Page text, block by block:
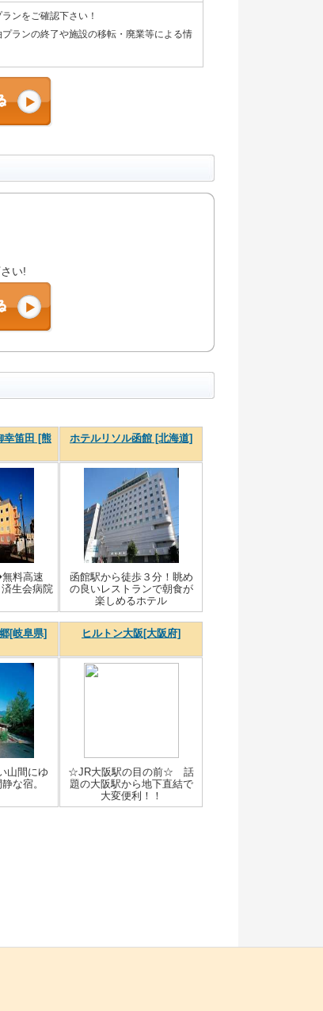
ンをご確認下さい！
ランの終了や施設の移転・廃業等による情
い!
幸笛田 [熊
ホテルリソル函館 [北海道]
料高速
生会病院
函館駅から徒歩３分！眺め
の良いレストランで朝食が
楽しめるホテル
[岐阜県] ヒルトン大阪[大阪府]
山間にゆ
な宿。
☆JR大阪駅の目の前☆ 話
題の大阪駅から地下直結で
大変便利！！